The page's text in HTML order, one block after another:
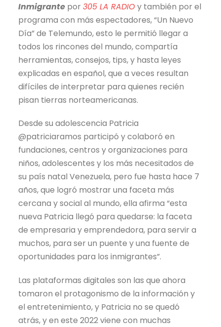
Inmigrante por305 LA RADIO y también por el
programa con más espectadores, “Un Nuevo
Día” de Telemundo, esto le permitió llegar a
todos los rincones del mundo, compartía
herramientas, consejos, tips, y hasta leyes
explicadas en español, que a veces resultan
difíciles de interpretar para quienes recién
pisan tierras norteamericanas.
Desde su adolescencia Patricia
@patriciaramos participó y colaboró en
fundaciones, centros y organizaciones para
niños, adolescentes y los más necesitados de
su país natal Venezuela, pero fue hasta hace 7
años, que logró mostrar una faceta más
cercana y social al mundo, ella afirma “esta
nueva Patricia llegó para quedarse: la faceta
de empresaria y emprendedora, para servir a
muchos, para ser un puente y una fuente de
oportunidades para los inmigrantes”.
Las plataformas digitales son las que ahora
tomaron el protagonismo de la información y
el entretenimiento, y Patricia no se quedó
atrás, y en este 2022 viene con muchas